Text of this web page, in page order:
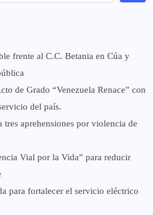
frente al C.C. Betania en Cúa y
de Grado “Venezuela Renace” con
del país.
tres aprehensiones por violencia de
Vial por la Vida” para reducir
para fortalecer el servicio eléctrico